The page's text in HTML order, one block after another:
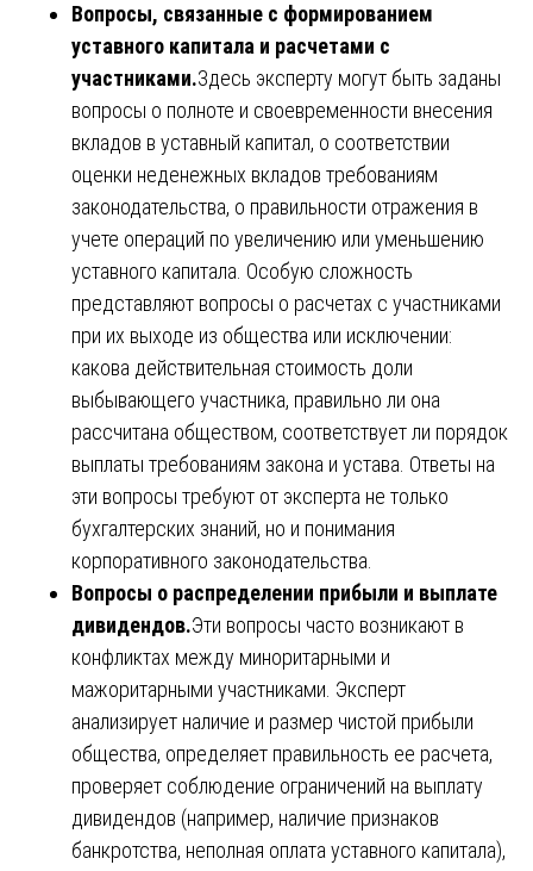
Вопросы, связанные с формированием
уставного капитала и расчетами с
участниками.Здесь эксперту могут быть заданы
вопросы о полноте и своевременности внесения
вкладов в уставный капитал, о соответствии
оценки неденежных вкладов требованиям
законодательства, о правильности отражения в
учете операций по увеличению или уменьшению
уставного капитала. Особую сложность
представляют вопросы о расчетах с участниками
при их выходе из общества или исключении:
какова действительная стоимость доли
выбывающего участника, правильно ли она
рассчитана обществом, соответствует ли порядок
выплаты требованиям закона и устава. Ответы на
эти вопросы требуют от эксперта не только
бухгалтерских знаний, но и понимания
корпоративного законодательства.
Вопросы о распределении прибыли и выплате
дивидендов.Эти вопросы часто возникают в
конфликтах между миноритарными и
мажоритарными участниками. Эксперт
анализирует наличие и размер чистой прибыли
общества, определяет правильность ее расчета,
проверяет соблюдение ограничений на выплату
дивидендов (например, наличие признаков
банкротства, неполная оплата уставного капитала),